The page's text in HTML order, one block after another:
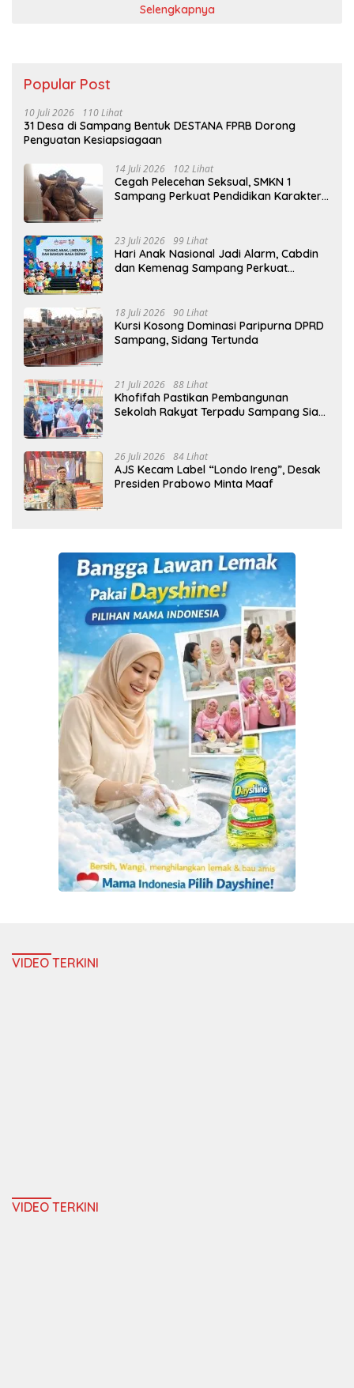
Selengkapnya
Popular Post
10 Juli 2026 110 Lihat
31 Desa di Sampang Bentuk DESTANA FPRB Dorong
Penguatan Kesiapsiagaan
14 Juli 2026 102 Lihat
Cegah Pelecehan Seksual, SMKN 1
Sampang Perkuat Pendidikan Karakter
23 Juli 2026 99 Lihat
Hari Anak Nasional Jadi Alarm, Cabdin
dan Kemenag Sampang Perkuat
18 Juli 2026 90 Lihat
Kursi Kosong Dominasi Paripurna DPRD
Sampang, Sidang Tertunda
21 Juli 2026 88 Lihat
Khofifah Pastikan Pembangunan
Sekolah Rakyat Terpadu Sampang Siap
26 Juli 2026 84 Lihat
AJS Kecam Label “Londo Ireng”, Desak
Presiden Prabowo Minta Maaf
VIDEO TERKINI
VIDEO TERKINI